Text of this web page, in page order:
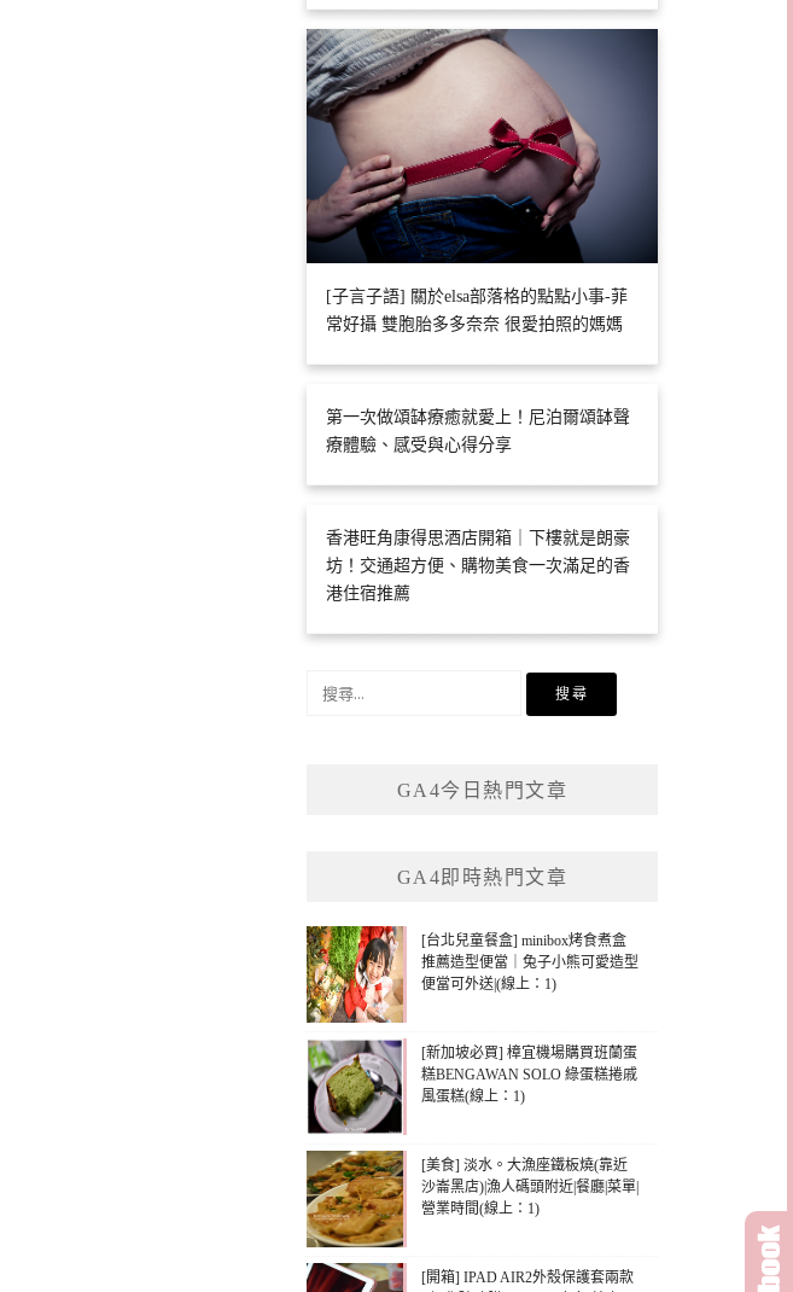
[子言子語] 關於elsa部落格的點點小事-菲
常好攝 雙胞胎多多奈奈 很愛拍照的媽媽
第一次做頌缽療癒就愛上！尼泊爾頌缽聲
療體驗、感受與心得分享
香港旺角康得思酒店開箱｜下樓就是朗豪
坊！交通超方便、購物美食一次滿足的香
港住宿推薦
GA4今日熱門文章
GA4即時熱門文章
[台北兒童餐盒] minibox烤食煮盒
推薦造型便當｜兔子小熊可愛造型
便當可外送|(線上：1)
[新加坡必買] 樟宜機場購買班蘭蛋
糕BENGAWAN SOLO 綠蛋糕捲戚
風蛋糕(線上：1)
[美食] 淡水。大漁座鐵板燒(靠近
沙崙黑店)|漁人碼頭附近|餐廳|菜單|
營業時間(線上：1)
[開箱] IPAD AIR2外殼保護套兩款